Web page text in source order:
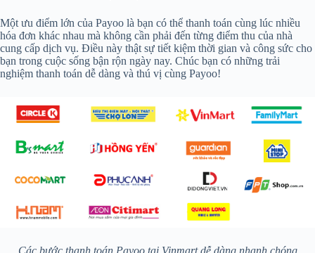
Một ưu điểm lớn của Payoo là bạn có thể thanh toán cùng lúc nhiều
hóa đơn khác nhau mà không cần phải đến từng điểm thu của nhà
cung cấp dịch vụ. Điều này thật sự tiết kiệm thời gian và công sức cho
bạn trong cuộc sống bận rộn ngày nay. Chúc bạn có những trải
nghiệm thanh toán dễ dàng và thú vị cùng Payoo!